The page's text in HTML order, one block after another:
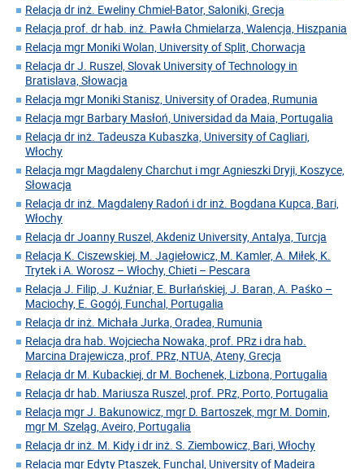
Relacja dr inż. Eweliny Chmiel-Bator, Saloniki, Grecja
Relacja prof. dr hab. inż. Pawła Chmielarza, Walencja, Hiszpania
Relacja mgr Moniki Wolan, University of Split, Chorwacja
Relacja dr J. Ruszel, Slovak University of Technology in
Bratislava, Słowacja
Relacja mgr Moniki Stanisz, University of Oradea, Rumunia
Relacja mgr Barbary Masłoń, Universidad da Maia, Portugalia
Relacja dr inż. Tadeusza Kubaszka, University of Cagliari,
Włochy
Relacja mgr Magdaleny Charchut i mgr Agnieszki Dryji, Koszyce,
Słowacja
Relacja dr inż. Magdaleny Radoń i dr inż. Bogdana Kupca, Bari,
Włochy
Relacja dr Joanny Ruszel, Akdeniz University, Antalya, Turcja
Relacja K. Ciszewskiej, M. Jagiełowicz, M. Kamler, A. Miłek, K.
Trytek i A. Worosz – Włochy, Chieti – Pescara
Relacja J. Filip, J. Kuźniar, E. Burłańskiej, J. Baran, A. Paśko –
Maciochy, E. Gogój, Funchal, Portugalia
Relacja dr inż. Michała Jurka, Oradea, Rumunia
Relacja dra hab. Wojciecha Nowaka, prof. PRz i dra hab.
Marcina Drajewicza, prof. PRz, NTUA, Ateny, Grecja
Relacja dr M. Kubackiej, dr M. Bochenek, Lizbona, Portugalia
Relacja dr hab. Mariusza Ruszel, prof. PRz, Porto, Portugalia
Relacja mgr J. Bakunowicz, mgr D. Bartoszek, mgr M. Domin,
mgr M. Szeląg, Aveiro, Portugalia
Relacja dr inż. M. Kidy i dr inż. S. Ziembowicz, Bari, Włochy
Relacja mgr Edyty Ptaszek, Funchal, University of Madeira